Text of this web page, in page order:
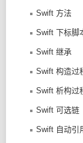
Swift 方法
Swift 下标脚
Swift 继承
Swift 构造过
Swift 析构过
Swift 可选链
Swift 自动引